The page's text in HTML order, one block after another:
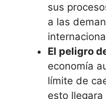
sus
a las
El peligro
economía
límite de
esto